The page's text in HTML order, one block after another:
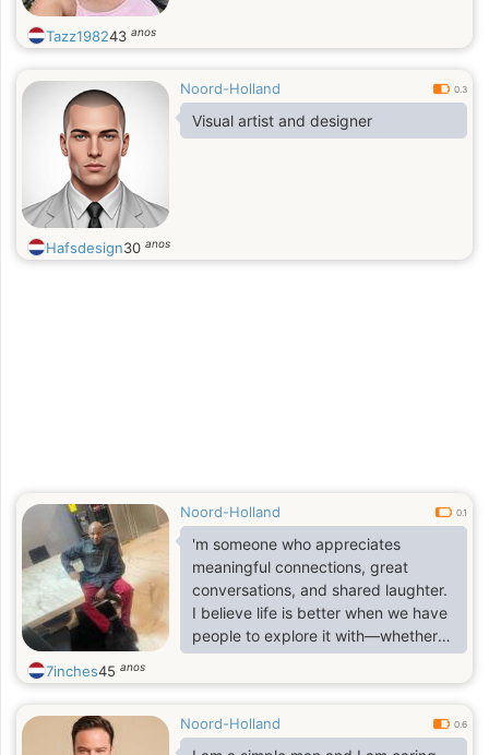
Tazz198243 anos
Noord-Holland 0.3
Visual artist and designer
Hafsdesign30 anos
Noord-Holland 0.1
'm someone who appreciates
meaningful connections, great
conversations, and shared laughter.
I believe life is better when we have
people to explore it with—whether
through deep discussions,
spontaneous adventures, or quiet
looking for someone who values
honesty, warmth, and excitement in
7inches45 anos
Noord-Holland 0.6